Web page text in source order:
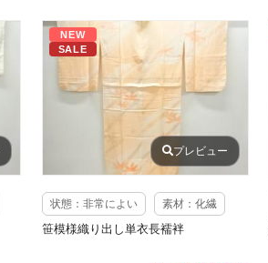
NEW
SALE
プレビュー
状態：非常によい 素材：化繊
笹模様織り出し単衣長襦袢